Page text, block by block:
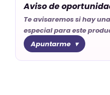
Aviso de
Te avisaremos si hay
especial para este
Apuntarme